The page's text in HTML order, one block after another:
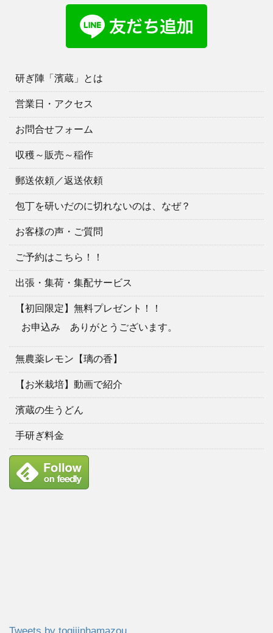
研ぎ陣「濱蔵」とは
営業日・アクセス
お問合せフォーム
収穫～販売～稲作
郵送依頼／返送依頼
包丁を研いだのに切れないのは、なぜ？
お客様の声・ご質問
ご予約はこちら！！
出張・集荷・集配サービス
【初回限定】無料プレゼント！！
お申込み ありがとうございます。
無農薬レモン【璃の香】
【お米栽培】動画で紹介
濱蔵の生うどん
手研ぎ料金